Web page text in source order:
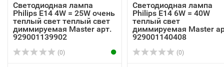
Светодиодная лампа
Philips E14 4W = 25W очень
теплый свет теплый свет
диммируемая Master арт.
929001139902
(0)
Светодиодная лампа
Philips E14 6W = 40W
теплый свет
диммируемая Master
929001140408
(0)